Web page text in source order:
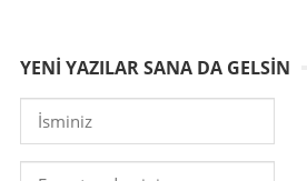
YENI YAZILAR SANA DA GELSIN